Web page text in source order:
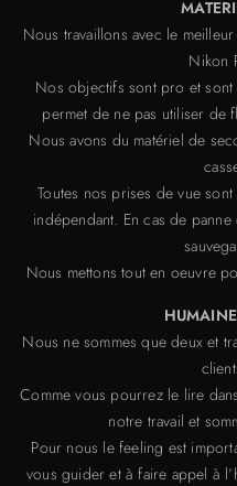
Nous travaillons avec le
Nikon
Nos objectifs sont pro et
permet de ne pas utiliser de
Nous avons du matériel de
Toutes nos prises de vue
indépendant. En cas de
Nous mettons tout en oeuvre
Nous ne sommes que deux et
Comme vous pourrez le lire
notre travail et
Pour nous le feeling est
vous guider et à faire appel à